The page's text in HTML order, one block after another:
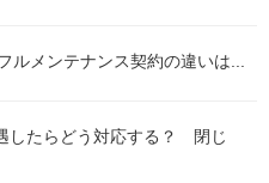
ルメンテナンス契約の違いは...
したらどう対応する？ 閉じ